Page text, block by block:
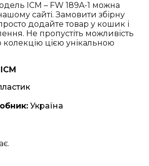
ICM – FW 189A-1 можна
сайті. Замовити збірну
додайте товар у кошик і
Не пропустіть можливість
цією унікальною
Україна